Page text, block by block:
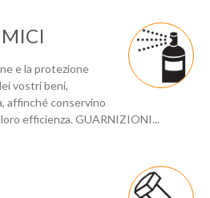
e la protezione
vostri beni,
affinché conservino
efficienza. GUARNIZIONI...